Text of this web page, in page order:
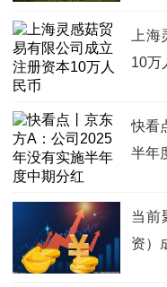
上
10万
快看
半年
当前
资）